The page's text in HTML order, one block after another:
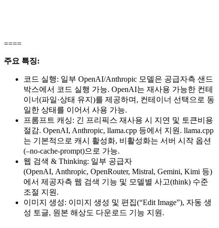
====
주요 특징:
코드 실행: 일부 OpenAI/Anthropic 모델은 공급자측 샌드
박스에서 코드 실행 가능. OpenAI는 재사용 가능한 컨테
이너(파일·상태 유지)를 제공하며, 컨테이너 선택으로 동
일한 상태를 이어서 사용 가능.
프롬프트 캐싱: 긴 프리픽스 재사용 시 지연 및 토큰비용
절감. OpenAI, Anthropic, llama.cpp 등에서 지원. llama.cpp
는 기본적으로 캐시 활성화, 비활성화는 서버 시작 옵션
(–no-cache-prompt)으로 가능.
웹 검색 & Thinking: 일부 공급자
(OpenAI, Anthropic, OpenRouter, Mistral, Gemini, Kimi 등)
에서 제공자측 웹 검색 기능 및 모델별 사고(think) 수준
조절 지원.
이미지 생성: 이미지 생성 및 편집(“Edit Image”), 자동 생
성 토글, 원본 해상도 다운로드 기능 지원.